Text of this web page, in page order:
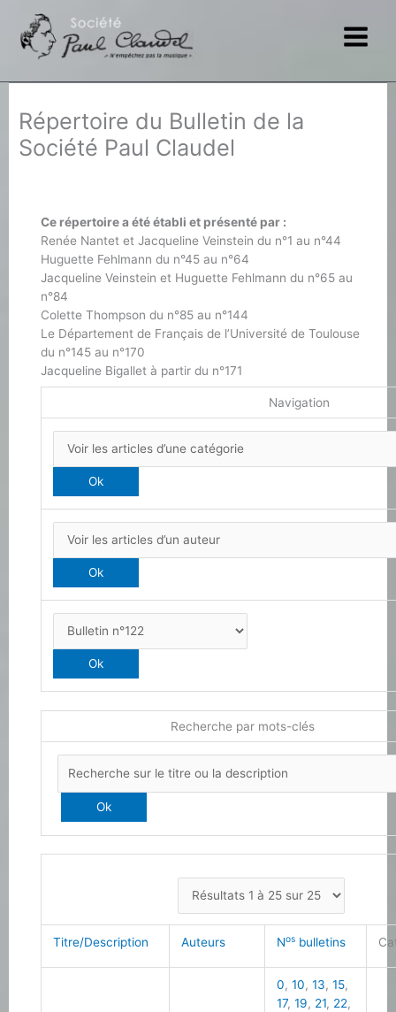
contenu
Répertoire du Bulletin de la
Société Paul Claudel
Ce répertoire a été établi et présenté par :
Renée Nantet et Jacqueline Veinstein du n°1 au n°44
Huguette Fehlmann du n°45 au n°64
Jacqueline Veinstein et Huguette Fehlmann du n°65 au
n°84
Colette Thompson du n°85 au n°144
Le Département de Français de l’Université de Toulouse
du n°145 au n°170
Jacqueline Bigallet à partir du n°171
Navigation
Recherche par mots-clés
Titre/Description Auteurs Nos bulletins
0,10,13,15,
17,19, 21, 22,